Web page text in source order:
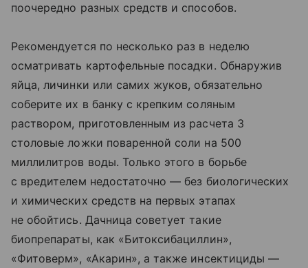
поочередно разных средств и способов.
Рекомендуется по несколько раз в неделю
осматривать картофельные посадки. Обнаружив
яйца, личинки или самих жуков, обязательно
соберите их в банку с крепким соляным
раствором, приготовленным из расчета 3
столовые ложки поваренной соли на 500
миллилитров воды. Только этого в борьбе
с вредителем недостаточно — без биологических
и химических средств на первых этапах
не обойтись. Дачница советует такие
биопрепараты, как «Битоксибациллин»,
«Фитоверм», «Акарин», а также инсектициды —